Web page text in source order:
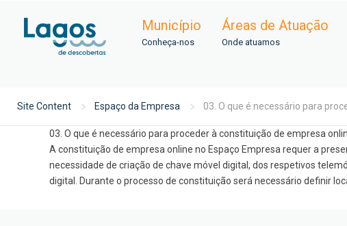
Município
Conheça-nos
Áreas de Atuação
Onde atuamos
Site Content Espaço da Empresa 03. O que é necessário para
03. O que é necessário para proceder à constituição de empresa
A constituição de empresa online no Espaço Empresa requer a
necessidade de criação de chave móvel digital, dos respetivos
digital. Durante o processo de constituição será necessário definir